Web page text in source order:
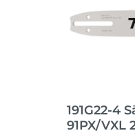
191G22-4
91PX/VXL